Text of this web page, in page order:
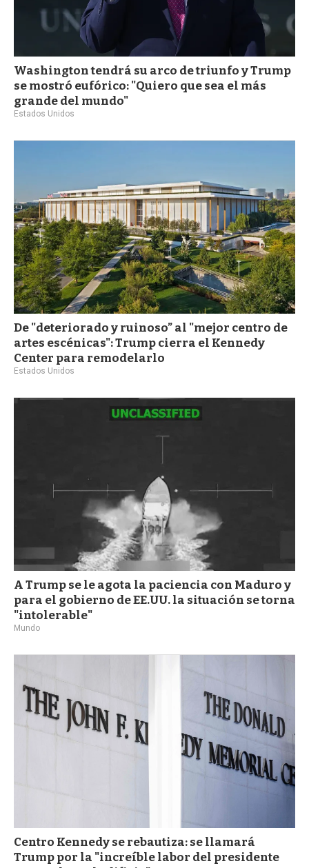
Washington tendrá su arco de triunfo y Trump
se mostró eufórico: "Quiero que sea el más
grande del mundo"
Estados Unidos
De "deteriorado y ruinoso” al "mejor centro de
artes escénicas": Trump cierra el Kennedy
Center para remodelarlo
Estados Unidos
A Trump se le agota la paciencia con Maduro y
para el gobierno de EE.UU. la situación se torna
"intolerable"
Mundo
Centro Kennedy se rebautiza: se llamará
Trump por la "increíble labor del presidente